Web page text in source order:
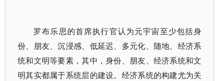
罗布乐思的首席执行官认为元宇宙至少包括身
份、朋友、沉浸感、低延迟、多元化、随地、经济系
统和文明等要素，其中，身份、朋友、经济系统和文
明其实都属于系统层的建设。经济系统的构建尤为关